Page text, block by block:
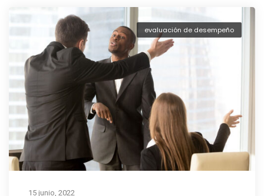
evaluación de desempeño
15 junio, 2022